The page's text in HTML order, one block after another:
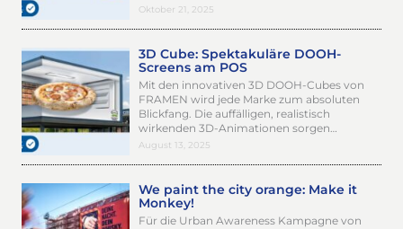
Oktober 21, 2025
3D Cube: Spektakuläre DOOH-
Screens am POS
Mit den innovativen 3D DOOH-Cubes von
FRAMEN wird jede Marke zum absoluten
Blickfang. Die auffälligen, realistisch
wirkenden 3D-Animationen sorgen…
August 13, 2025
We paint the city orange: Make it
Monkey!
Für die Urban Awareness Kampagne von